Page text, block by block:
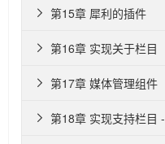
第15章 犀利的插件

第16章 实现关于栏目

第17章 媒体管理组件

第18章 实现支持栏目
